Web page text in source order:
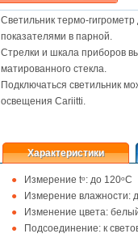
Какая ценамогла бы
Васустроить ?
Указать цену
Светильник термо-
показателями в парной.
Стрелки и шкала приборов
матированного стекла.
Подключаться светильник
освещения Cariitti.
Характеристики
Измерение tᵒ: до 120ᵒС
Измерение влажности:
Изменение цвета:
Подсоединение: к